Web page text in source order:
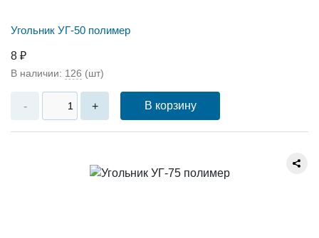
Угольник УГ-50 полимер
8 ₽
В наличии: 126 (шт)
- + В корзину